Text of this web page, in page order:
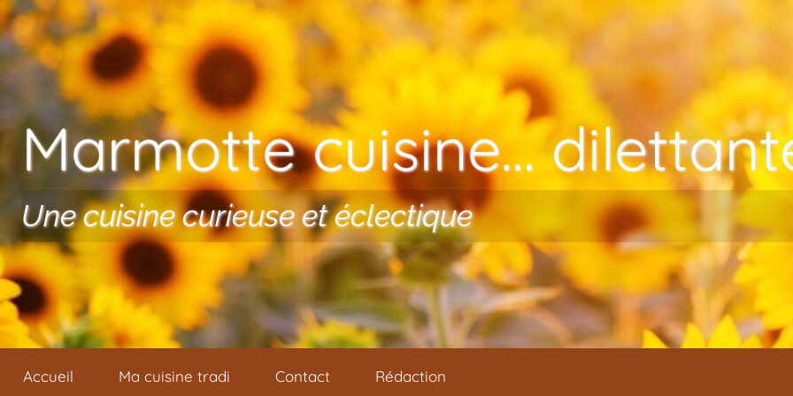
Aller au contenu
Marmotte cuisine…
Une cuisine curieuse et éclectique
Accueil Ma cuisine tradi Contact Rédaction